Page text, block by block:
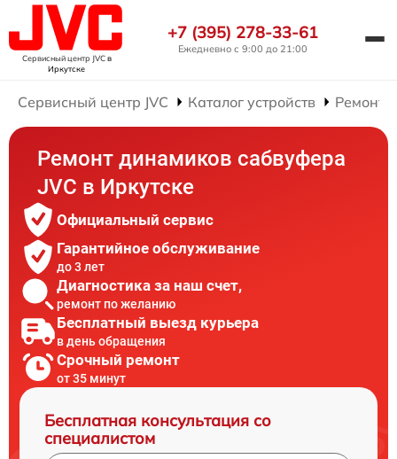
Сервисный центр JVCв
Иркутске
+7 (395) 278-33-61
Ежедневно с 9:00 до 21:00
Сервисный центр JVC Каталог устройств Ремонт
Ремонт динамиков сабвуфера
JVC в Иркутске
Официальный сервис
Гарантийное обслуживание
до 3 лет
Диагностика за наш счет,
ремонт по желанию
Бесплатный выезд курьера
в день обращения
Срочный ремонт
от 35 минут
Бесплатная консультация со
специалистом